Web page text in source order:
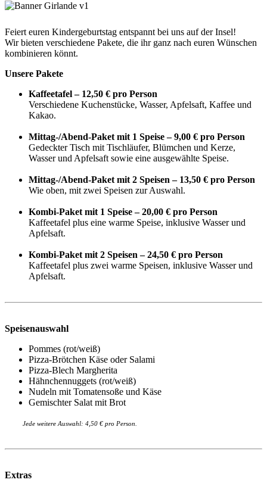
Feiert euren Kindergeburtstag entspannt bei uns auf der Insel!
Wir bieten verschiedene Pakete, die ihr ganz nach euren Wünschen
kombinieren könnt.
Unsere Pakete
Kaffeetafel – 12,50 € pro Person
Verschiedene Kuchenstücke, Wasser, Apfelsaft, Kaffee und
Kakao.
Mittag-/Abend-Paket mit 1 Speise – 9,00 € pro Person
Gedeckter Tisch mit Tischläufer, Blümchen und Kerze,
Wasser und Apfelsaft sowie eine ausgewählte Speise.
Mittag-/Abend-Paket mit 2 Speisen – 13,50 € pro Person
Wie oben, mit zwei Speisen zur Auswahl.
Kombi-Paket mit 1 Speise – 20,00 € pro Person
Kaffeetafel plus eine warme Speise, inklusive Wasser und
Apfelsaft.
Kombi-Paket mit 2 Speisen – 24,50 € pro Person
Kaffeetafel plus zwei warme Speisen, inklusive Wasser und
Apfelsaft.
Speisenauswahl
Pommes (rot/weiß)
Pizza-Brötchen Käse oder Salami
Pizza-Blech Margherita
Hähnchennuggets (rot/weiß)
Nudeln mit Tomatensoße und Käse
Gemischter Salat mit Brot
Jede weitere Auswahl: 4,50 € pro Person.
Extras